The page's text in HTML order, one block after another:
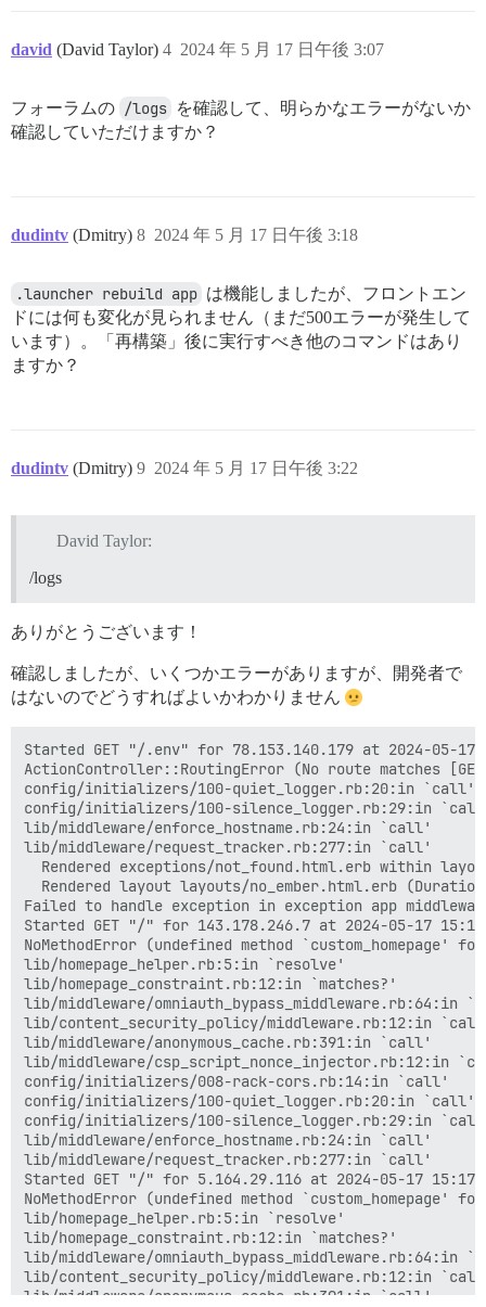
david (David Taylor) 2024 年 5 月 17 日午後 3:07
4
フォーラムの /logs を確認して、明らかなエラーがないか
確認していただけますか？
dudintv (Dmitry) 2024 年 5 月 17 日午後 3:18
8
.launcher rebuild app は機能しましたが、フロントエン
ドには何も変化が見られません（まだ500エラーが発生して
います）。「再構築」後に実行すべき他のコマンドはあり
ますか？
dudintv (Dmitry) 2024 年 5 月 17 日午後 3:22
9
David Taylor:
/logs
ありがとうございます！
確認しましたが、いくつかエラーがありますが、開発者で
はないのでどうすればよいかわかりません
Started GET "/.env" for 78.153.140.179 at 2024-05-17
ActionController::RoutingError (No route matches
config/initializers/100-quiet_logger.rb:20:in `call'
config/initializers/100-silence_logger.rb:29:in
lib/middleware/enforce_hostname.rb:24:in `call'
lib/middleware/request_tracker.rb:277:in `call'
Rendered exceptions/not_found.html.erb within
Rendered layout layouts/no_ember.html.erb
Failed to handle exception in exception app
Started GET "/" for 143.178.246.7 at 2024-05-17
NoMethodError (undefined method `custom_homepage'
lib/homepage_helper.rb:5:in `resolve'
lib/homepage_constraint.rb:12:in `matches?'
lib/middleware/omniauth_bypass_middleware.rb:64:in
lib/content_security_policy/middleware.rb:12:in
lib/middleware/anonymous_cache.rb:391:in `call'
lib/middleware/csp_script_nonce_injector.rb:12:in
config/initializers/008-rack-cors.rb:14:in `call'
config/initializers/100-quiet_logger.rb:20:in `call'
config/initializers/100-silence_logger.rb:29:in
lib/middleware/enforce_hostname.rb:24:in `call'
lib/middleware/request_tracker.rb:277:in `call'
Started GET "/" for 5.164.29.116 at 2024-05-17
NoMethodError (undefined method `custom_homepage'
lib/homepage_helper.rb:5:in `resolve'
lib/homepage_constraint.rb:12:in `matches?'
lib/middleware/omniauth_bypass_middleware.rb:64:in
lib/content_security_policy/middleware.rb:12:in
lib/middleware/anonymous_cache.rb:391:in `call'